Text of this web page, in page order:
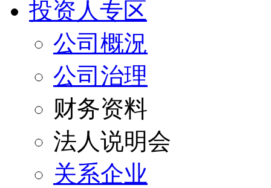
投资人专区
公司概況
公司治理
财务资料
法人说明会
关系企业